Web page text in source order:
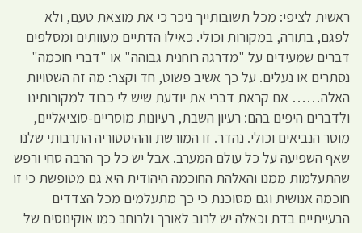
ראשית לציפי: מכל תשובותייך ניכר כי את מוצאת טעם, ולא
לפגם, בתורה, במקורות וכולי. כאילו הדתיים מעוותים ומסלפים
דברים שמעידים על "מדרגה רוחנית גבוהה" או "דברי חוכמה"
נסתרים או נעלים. על כך אשיב פשוט, חד וקצר: מה זה השטויות
האלה…… אם קראת דברי את יודעת שיש לי כבוד למקורותינו
ולדברים היפים בהם: רעיון השבת, רעיונות מוסריים-סוציאליים,
מוסר הנביאים וכולי. נהדר. זו המורשת וההיסטוריה התרבותי שלנו
שאף השפיעה על כל עולם המערב. אבל יש כל כך הרבה סחי ורפש
שהתעלמות ממנו והאלהת החוכמה היהודית היא גם מטופשת כי זו
חוכמה אנושית וגם מסוכנת כי כך מתעלמים מכל הצדדים
הבעייתיים בדת וכאלה יש לרוב לאורך ולרוחב כמו אוקינוסים של